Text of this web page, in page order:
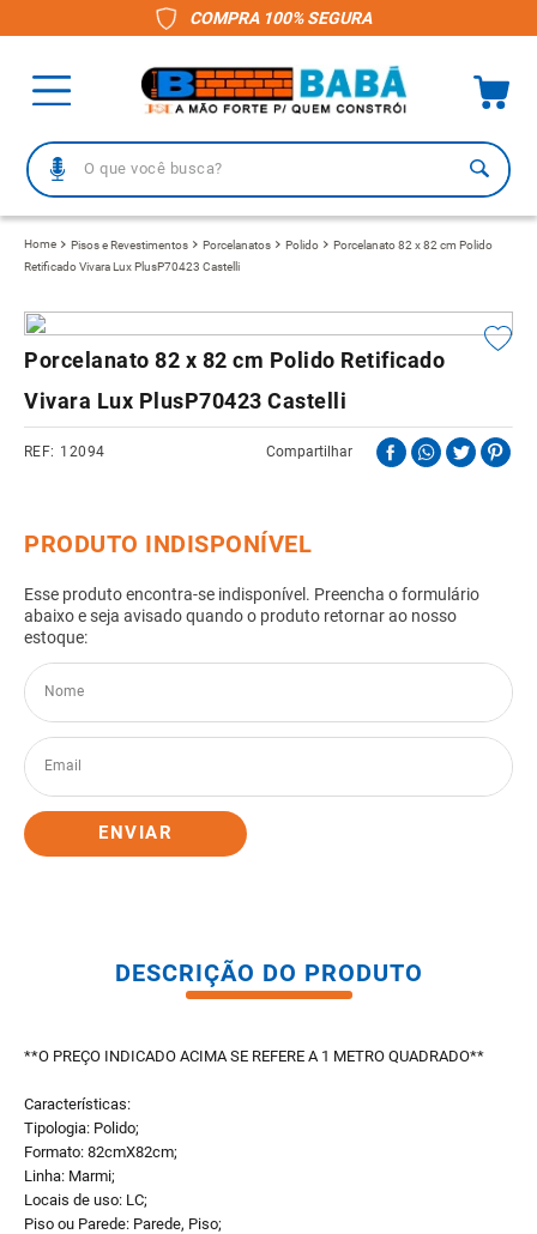
COMPRA 100% SEGURA
O que você busca?
Pisos e Revestimentos Porcelanatos Polido
Porcelanato 82 x 82 cm Polido
Retificado Vivara Lux PlusP70423 Castelli
Porcelanato 82 x 82 cm Polido Retificado
Vivara Lux PlusP70423 Castelli
12094 Compartilhar
ENVIAR
DESCRIÇÃO DO PRODUTO
**O PREÇO INDICADO ACIMA SE REFERE A 1 METRO QUADRADO**
Características:
Tipologia: Polido;
Formato: 82cmX82cm;
Linha: Marmi;
Locais de uso: LC;
Piso ou Parede: Parede, Piso;
1º piso
2º porcelanato
3º telha
4º vaso sanitário
9º porta
10º